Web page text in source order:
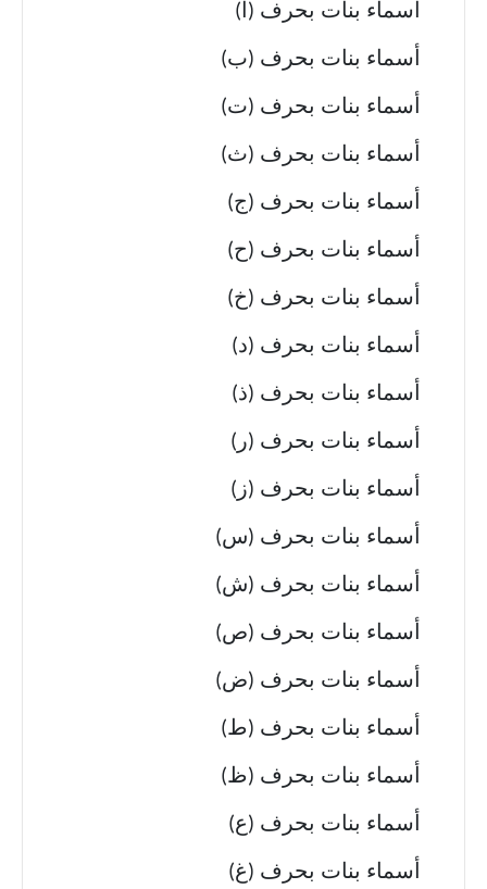
أسماء بنات بحرف (أ)
أسماء بنات بحرف (ب)
أسماء بنات بحرف (ت)
أسماء بنات بحرف (ث)
أسماء بنات بحرف (ج)
أسماء بنات بحرف (ح)
أسماء بنات بحرف (خ)
أسماء بنات بحرف (د)
أسماء بنات بحرف (ذ)
أسماء بنات بحرف (ر)
أسماء بنات بحرف (ز)
أسماء بنات بحرف (س)
أسماء بنات بحرف (ش)
أسماء بنات بحرف (ص)
أسماء بنات بحرف (ض)
أسماء بنات بحرف (ط)
أسماء بنات بحرف (ظ)
أسماء بنات بحرف (ع)
أسماء بنات بحرف (غ)